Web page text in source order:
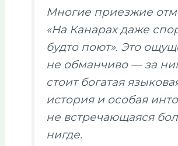
Многие приезжие
«На Канарах даже
будто поют». Это
не обманчиво — за
стоит богатая
история и особая
не встречающаяся
нигде.